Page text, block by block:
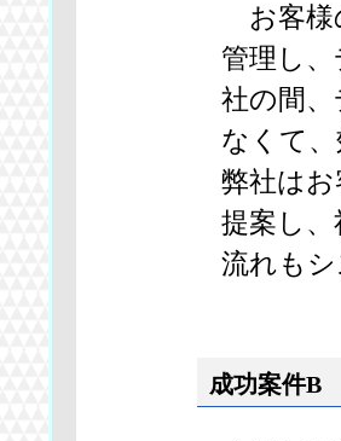
お客様
管理し
社の間
なくて
弊社は
提案し
流れも
成功案件B